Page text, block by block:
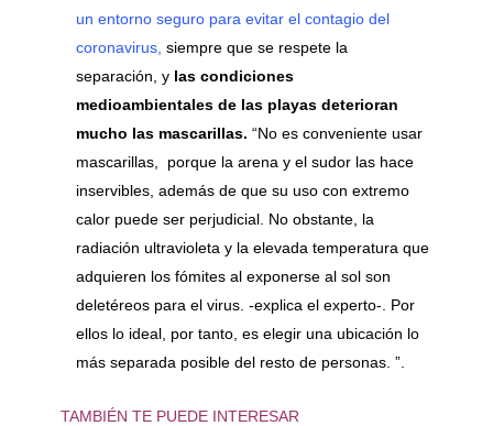
un entorno seguro para evitar el contagio del
coronavirus, siempre que se respete la
separación, y las condiciones
medioambientales de las playas deterioran
mucho las mascarillas. “No es conveniente usar
mascarillas, porque la arena y el sudor las hace
inservibles, además de que su uso con extremo
calor puede ser perjudicial. No obstante, la
radiación ultravioleta y la elevada temperatura que
adquieren los fómites al exponerse al sol son
deletéreos para el virus. -explica el experto-. Por
ellos lo ideal, por tanto, es elegir una ubicación lo
más separada posible del resto de personas. ”.
TAMBIÉN TE PUEDE INTERESAR